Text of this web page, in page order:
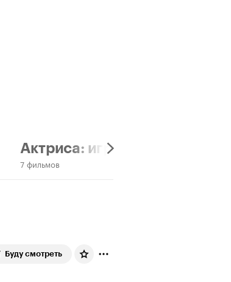
Актриса: играет саму себя
7 фильмов
Буду смотреть